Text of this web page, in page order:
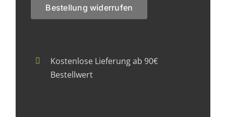
Bestellung widerrufen
Kostenlose Lieferung ab 90€
Bestellwert